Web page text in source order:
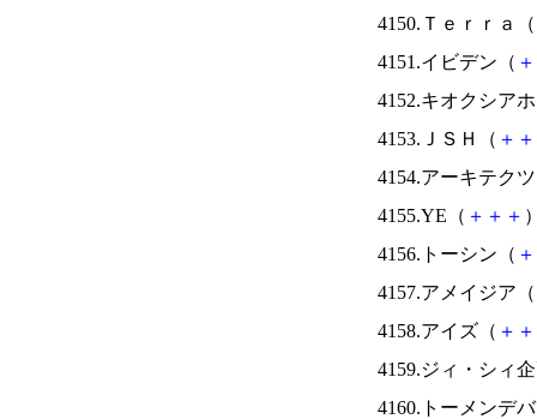
4150.Ｔｅｒｒａ（
4151.イビデン（ ＋
4152.キオクシア
4153.ＪＳＨ（ ＋ ＋
4154.アーキテク
4155.YE（ ＋ ＋ ＋
4156.トーシン（ ＋
4157.アメイジア（
4158.アイズ（ ＋ ＋
4159.ジィ・シィ
4160.トーメンデ